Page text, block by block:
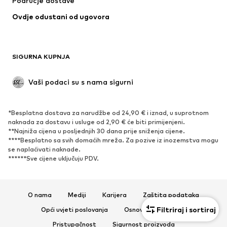
Filtriraj i sortiraj
Donje rublje
Kaputi
Posebne prigode
Ekskluzivno
OBUĆA
Novo
Popularno
Tenisice
Sportska obuća
Balerinke
Papuče
Ovdje odustani od ugovora
SIGURNA KUPNJA
Vaši podaci su s nama sigurni
*Besplatna dostava za narudžbe od 24,90 € i iznad, u suprotnom
naknada za dostavu i usluge od 2,90 € će biti primijenjeni.
**Najniža cijena u posljednjih 30 dana prije sniženja cijene.
****Besplatno sa svih domaćih mreža. Za pozive iz inozemstva mogu
se naplaćivati ​​naknade.
******Sve cijene uključuju PDV.
O nama Mediji Karijera
Zaštita podataka
Opći uvjeti poslovanja
Osnovne informacije
Pristupačnost
Sigurnost proizvoda